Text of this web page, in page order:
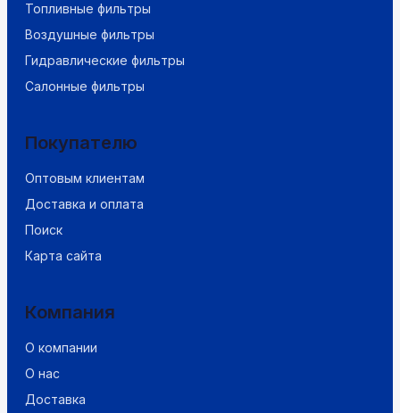
Топливные фильтры
Воздушные фильтры
Гидравлические фильтры
Салонные фильтры
Покупателю
Оптовым клиентам
Доставка и оплата
Поиск
Карта сайта
Компания
О компании
О нас
Доставка